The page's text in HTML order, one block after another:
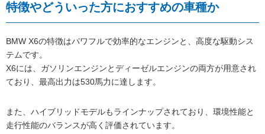
特徴やどういった方におすすめの車種か
BMW X6の特徴はパワフルで効率的なエンジンと、高度な駆動シス
テムです。
X6には、ガソリンエンジンとディーゼルエンジンの両方が用意され
ており、最高出力は530馬力に達します。
また、ハイブリッドモデルもラインナップされており、環境性能と
走行性能のバランスが高く評価されています。